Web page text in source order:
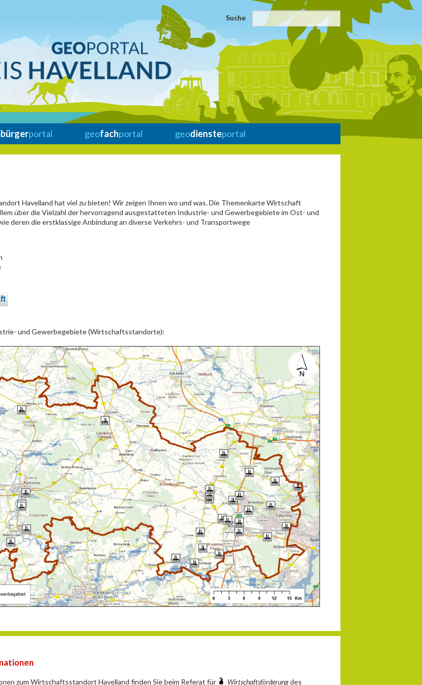
Suche
bürgerportal geofachportal geodiensteportal
Havelland hat viel zu bieten! Wir zeigen Ihnen wo und was. Die Themenkarte Wirtschaft
über die Vielzahl der hervorragend ausgestatteten Industrie- und Gewerbegebiete im Ost- und
deren die erstklassige Anbindung an diverse Verkehrs- und Transportwege
und Gewerbegebiete (Wirtschaftsstandorte):
zum Wirtschaftsstandort Havelland finden Sie beim Referat für Wirtschaftsförderungdes